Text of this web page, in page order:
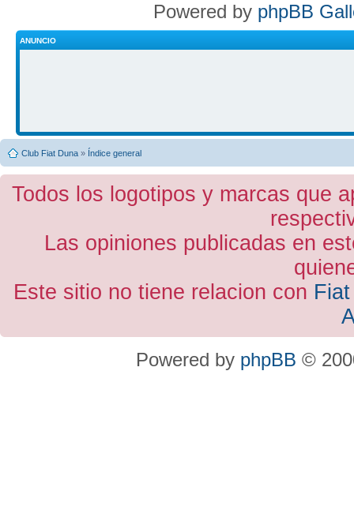
Powered by phpBB
ANUNCIO
Club Fiat Duna » Índice general
Todos los logotipos y marcas que
Las opiniones publicadas en
Este sitio no tiene relacion con
Powered by phpBB ©